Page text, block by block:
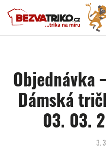
Objednávka
Dámská
03. 03.
3.